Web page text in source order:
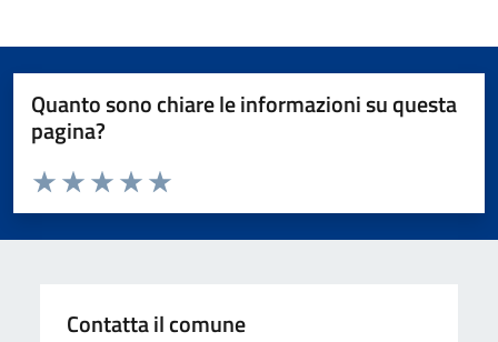
Quanto sono chiare le informazioni su questa
pagina?
Valuta da 1 a 5 stelle la pagina
Valuta 5 stelle su 5
Valuta 4 stelle su 5
Valuta 3 stelle su 5
Valuta 2 stelle su 5
Valuta 1 stelle su 5
Contatta il comune